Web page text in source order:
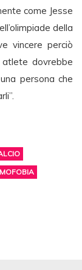
come Jesse
della
vincere perciò
dovrebbe
persona che